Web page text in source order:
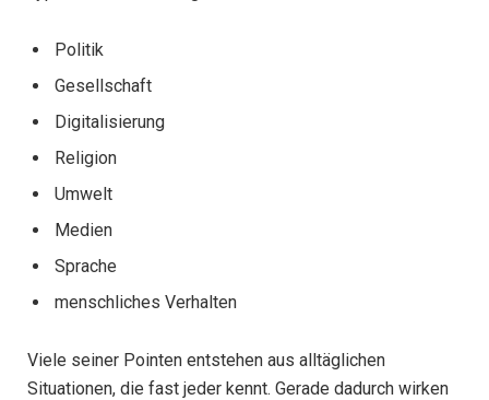
Politik
Gesellschaft
Digitalisierung
Religion
Umwelt
Medien
Sprache
menschliches Verhalten
Viele seiner Pointen entstehen aus alltäglichen
Situationen, die fast jeder kennt. Gerade dadurch wirken